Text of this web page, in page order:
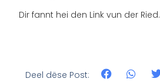
Dir fannt hei den Link vun der Ried.
Deel dëse Post: